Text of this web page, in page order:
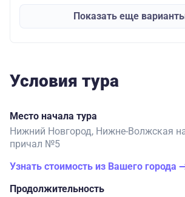
Показать еще
Условия тура
Место начала тура
Нижний Новгород, Нижне-Волжская
причал №5
Узнать стоимость из Вашего города
Продолжительность